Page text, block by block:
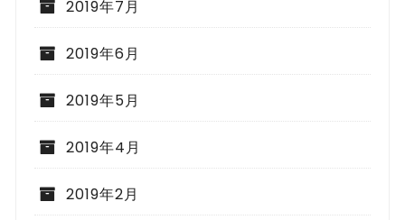
2019年7月
2019年6月
2019年5月
2019年4月
2019年2月